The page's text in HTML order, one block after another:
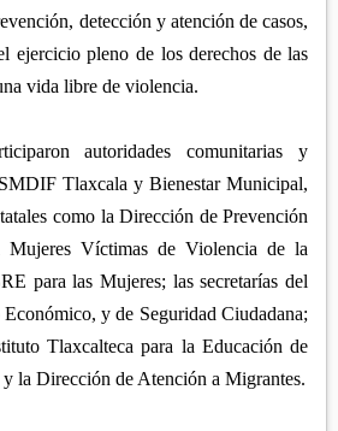
detección y atención de casos,
ejercicio pleno de los derechos de las
vida libre de violencia.
autoridades comunitarias y
Tlaxcala y Bienestar Municipal,
como la Dirección de Prevención
Mujeres Víctimas de Violencia de la
para las Mujeres; las secretarías del
y de Seguridad Ciudadana;
Tlaxcalteca para la Educación de
la Dirección de Atención a Migrantes.